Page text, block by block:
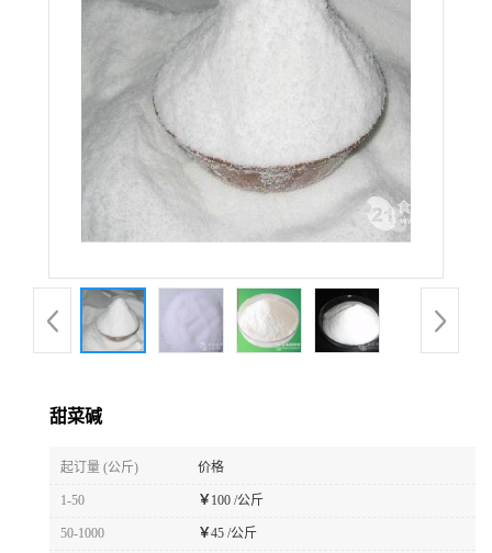
甜菜碱
起订量 (公斤) 价格
1-50 ￥ 100 /公斤
50-1000 ￥45 /公斤